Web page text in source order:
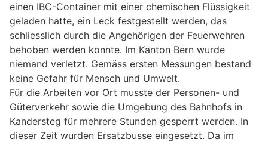
einen IBC-Container mit einer chemischen Flüssigkeit
geladen hatte, ein Leck festgestellt werden, das
schliesslich durch die Angehörigen der Feuerwehren
behoben werden konnte. Im Kanton Bern wurde
niemand verletzt. Gemäss ersten Messungen bestand
keine Gefahr für Mensch und Umwelt.
Für die Arbeiten vor Ort musste der Personen- und
Güterverkehr sowie die Umgebung des Bahnhofs in
Kandersteg für mehrere Stunden gesperrt werden. In
dieser Zeit wurden Ersatzbusse eingesetzt. Da im